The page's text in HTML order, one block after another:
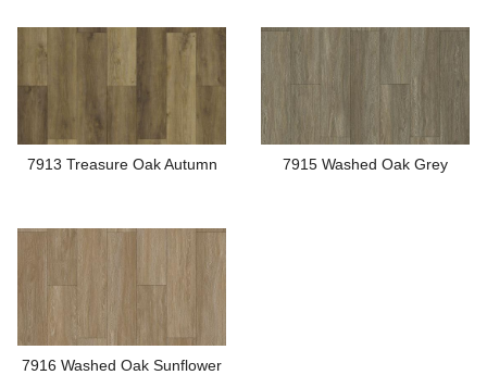
7913 Treasure Oak Autumn 7915 Washed Oak Grey
7916 Washed Oak Sunflower